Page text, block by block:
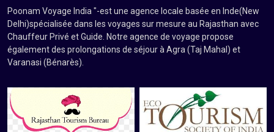
Poonam Voyage India "-est une agence locale basée en Inde(New
Delhi)spécialisée dans les voyages sur mesure au Rajasthan avec
Chauffeur Privé et Guide. Notre agence de voyage propose
également des prolongations de séjour à Agra (Taj Mahal) et
Varanasi (Bénarès).